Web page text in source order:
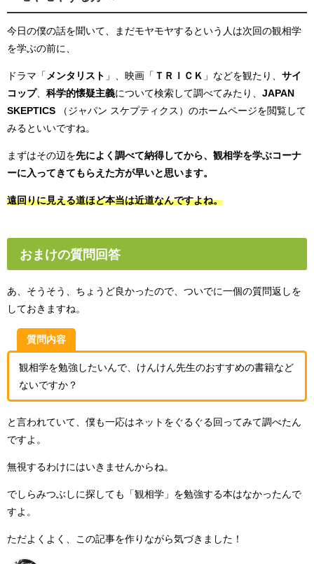
今日の僕の話を聞いて、まだモヤモヤするという人は次回の観相学
を学ぶの前に、
ドラマ「 メンタリスト 」、映画「 ＴＲＩＣＫ 」などを観たり、 サイ
コップ、 科学的懐疑主義について検索して調べてみたり、 JAPAN
SKEPTICS （ジャパン スケプティクス）のホームページを閲覧して
みるといいですね。
まずはその辺を先によく調べて納得してから、観相学を学ぶコーナ
ーに入ってきてもらえた方が早いと思います。
遠回りに見える道ほど本当は近道なんですよね。
おまけの質問回答
あ、そうそう、ちょうど良かったので、ついでに一個の質問返しを
しておきますね。
質問内容
観相学を勉強したいんで、けんけん先生のおすすめの書籍など
ないですか？
と言われていて、僕も一応はネットをぐるぐる回ってみて調べたん
ですよ。
無視するわけにはいきませんからね。
でしらみつぶしに探しても「観相学」を勉強する本はなかったんで
すよ。
ただよくよく、この記事を作りながら気づきました！